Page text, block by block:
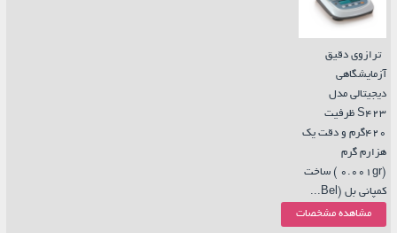
ترازوی دقیق
آزمایشگاهی
دیجیتالی مدل
S423 ظرفیت
420گرم و دقت یک
هزارم گرم
(0.001gr ) ساخت
کمپانی بل (Bel...
مشاهده مشخصات